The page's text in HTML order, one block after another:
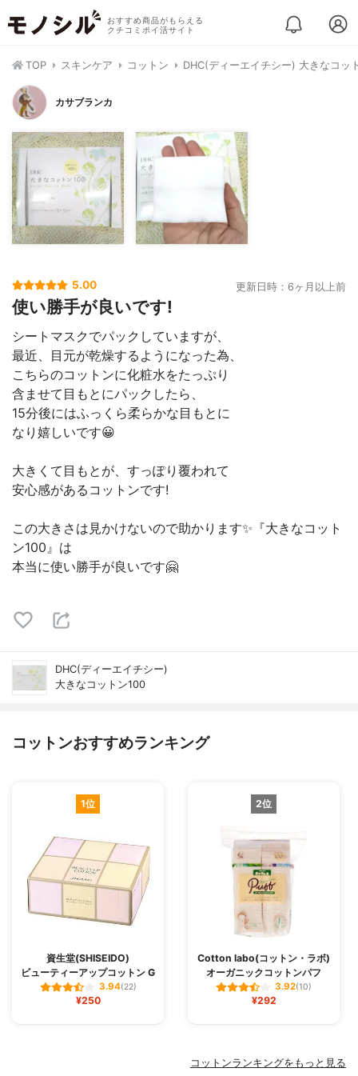
おすすめ商品がもらえる
クチコミポイ活サイト
TOP スキンケア コットン DHC(ディーエイチシー) 大きなコッ
カサブランカ
5.00 更新日時：6ヶ月以上前
使い勝手が良いです!
シートマスクでパックしていますが、
最近、目元が乾燥するようになった為、
こちらのコットンに化粧水をたっぷり
含ませて目もとにパックしたら、
15分後にはふっくら柔らかな目もとに
なり嬉しいです😀
大きくて目もとが、すっぽり覆われて
安心感があるコットンです!
この大きさは見かけないので助かります✨『大きなコット
ン100』は
本当に使い勝手が良いです🤗
DHC(ディーエイチシー)
大きなコットン100
コットンおすすめランキング
1位
資生堂(SHISEIDO)
ビューティーアップコットン G
3.94(22)
¥250
2位
Cotton labo(コットン・ラボ)
オーガニックコットンパフ
3.92(10)
¥292
コットンランキングをもっと見る